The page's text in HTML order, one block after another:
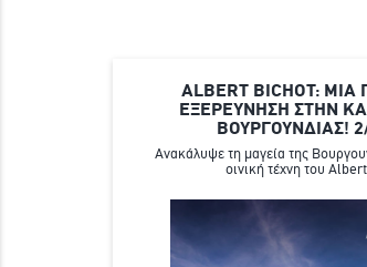
ALBERT BICHOT: ΜΙΑ
ΕΞΕΡΕΥΝΗΣΗ ΣΤΗΝ
ΒΟΥΡΓΟΥΝΔΙΑΣ!
Ανακάλυψε τη μαγεία της
οινική τέχνη του